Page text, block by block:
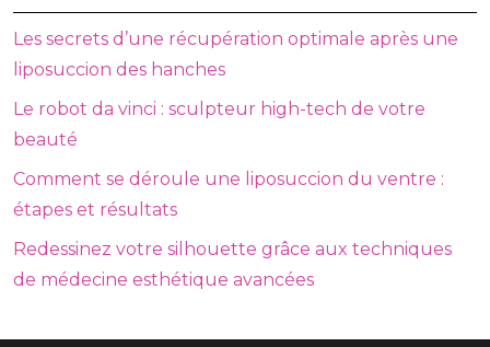
Les secrets d’une récupération optimale après une
liposuccion des hanches
Le robot da vinci : sculpteur high-tech de votre
beauté
Comment se déroule une liposuccion du ventre :
étapes et résultats
Redessinez votre silhouette grâce aux techniques
de médecine esthétique avancées